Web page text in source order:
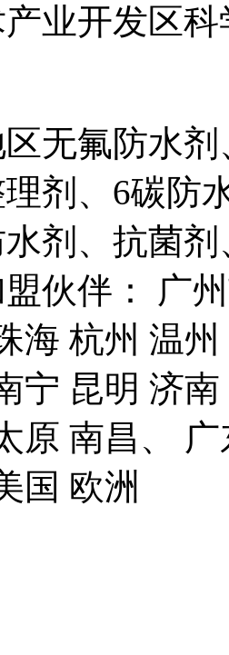
业开发区
无氟防水
剂、6碳防
剂、抗菌
伙伴： 广
海 杭州 温
宁 昆明 济
原 南昌、
国 欧洲